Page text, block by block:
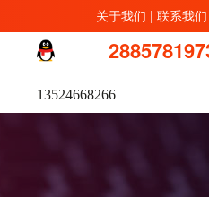
关于我们 | 联系我们
13524668266